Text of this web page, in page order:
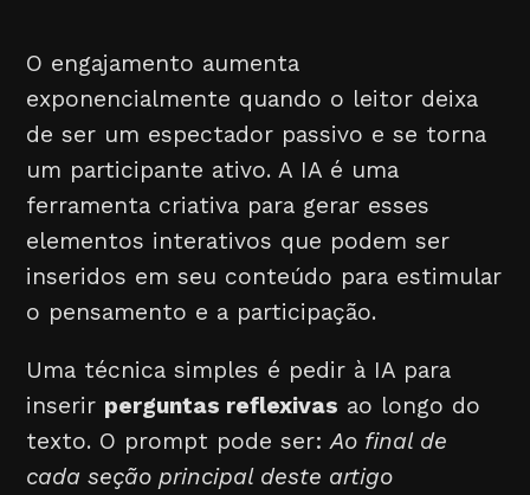
O engajamento aumenta
exponencialmente quando o leitor deixa
de ser um espectador passivo e se torna
um participante ativo. A IA é uma
ferramenta criativa para gerar esses
elementos interativos que podem ser
inseridos em seu conteúdo para estimular
o pensamento e a participação.
Uma técnica simples é pedir à IA para
inserir perguntas reflexivas ao longo do
texto. O prompt pode ser:Ao final de
cada seção principal deste artigo